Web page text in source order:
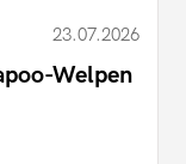
23.07.2026
Welpen